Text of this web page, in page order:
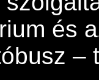
és
–